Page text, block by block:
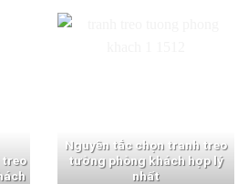
treo
Nguyên tắc chọn tranh treo
tường phòng khách hợp lý
nhất